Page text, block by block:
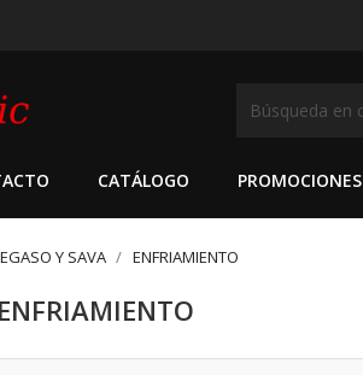
CATÁLOGO PROMOCIONES
Y SAVA ENFRIAMIENTO
ENFRIAMIENTO